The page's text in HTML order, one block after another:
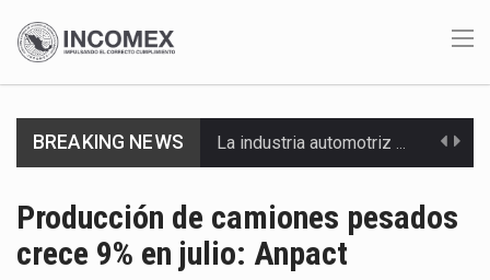
BREAKING NEWS
Producción de camiones pesados
crece 9% en julio: Anpact